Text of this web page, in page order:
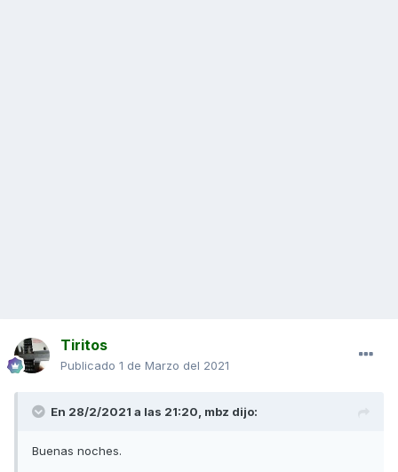
Tiritos
Publicado 1 de Marzo del 2021
En 28/2/2021 a las 21:20, mbz dijo:
Buenas noches.